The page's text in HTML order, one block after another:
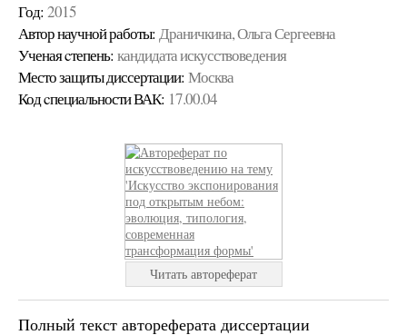
Год: 2015
Автор научной работы: Драничкина, Ольга Сергеевна
Ученая cтепень: кандидата искусствоведения
Место защиты диссертации: Москва
Код cпециальности ВАК: 17.00.04
Читать автореферат
Полный текст автореферата диссертации